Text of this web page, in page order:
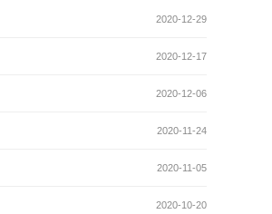
2020-12-29
2020-12-17
2020-12-06
2020-11-24
2020-11-05
2020-10-20